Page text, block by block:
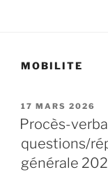
MOBILITE
PUBLIÉ
LE
17 MARS 2026
Procès-
questions/
générale